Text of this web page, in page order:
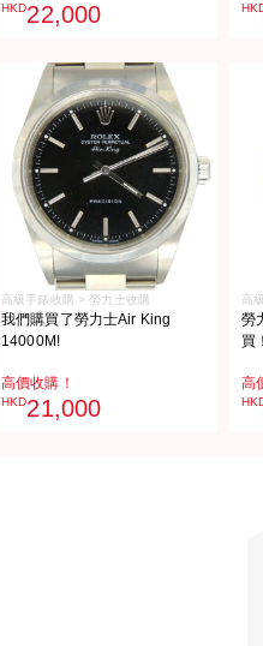
HKD22,000
高級手錶收購 > 勞力士收購
我們購買了勞力士Air King
14000M!
高價收購！
HKD21,000
高
勞
買！
高